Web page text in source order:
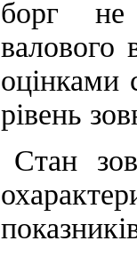
борг не
валового
оцінками
рівень
Стан